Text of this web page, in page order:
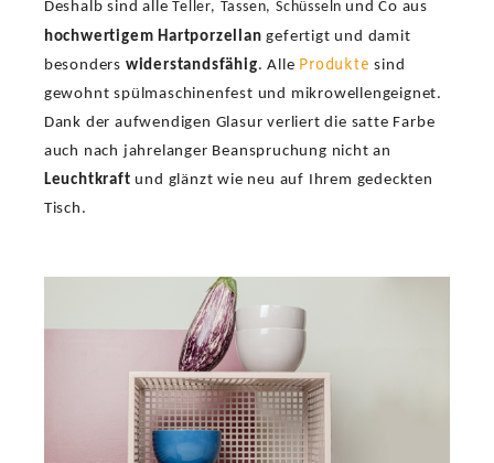
Deshalb sind alleTeller, Tassen, Schüsseln und Co aus
hochwertigem Hartporzellan gefertigt und damit
besonders widerstandsfähig. Alle Produkte sind
gewohnt spülmaschinenfest und mikrowellengeignet.
Dank der aufwendigen Glasur verliert die satte Farbe
auch nach jahrelanger Beanspruchung nicht an
Leuchtkraft und glänzt wie neu auf Ihrem gedeckten
Tisch.